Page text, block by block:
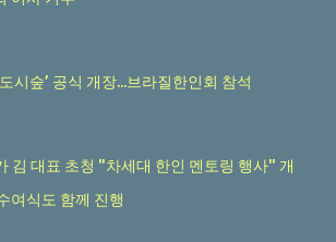
시숲’ 공식 개장...브라질한인회 참석
김 대표 초청 "차세대 한인 멘토링 행사" 개
여식도 함께 진행